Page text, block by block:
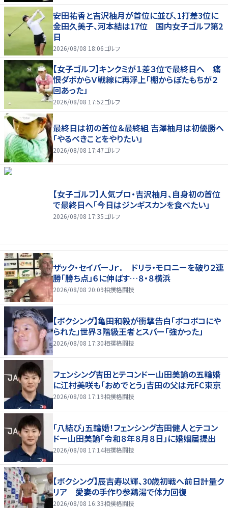
安田祐香と吉沢柚月が首位に並び、1打差3位に
金田久美子、河本結は17位 国内女子ゴルフ第2
日
2026/08/08 18:06ゴルフ
【女子ゴルフ】キンクミが１差３位で最終日へ 痛
恨ダボからＶ戦線に再浮上「棚からぼたもちが２
回あった」
2026/08/08 17:52ゴルフ
最終日は初の首位＆最終組 吉澤柚月は初優勝へ
「やるべきことをやりたい」
2026/08/08 17:47ゴルフ
【女子ゴルフ】人気プロ・吉沢柚月、自身初の首位
で最終日へ「今日はジンギスカンを食べたい」
2026/08/08 17:35ゴルフ
ザック・セイバーＪｒ． ドリラ・モロニーを破り２連
勝「勝ち点」６に伸ばす…８・８横浜
2026/08/08 20:09相撲格闘技
【ボクシング】亀田和毅が衝撃告白「ボコボコにや
られた」世界３階級王者とスパー「強かった」
2026/08/08 17:30相撲格闘技
フェンシング吉田とテコンドー山田美諭の五輪婚
に江村美咲も「おめでとう」吉田の父は元FC東京
2026/08/08 17:19相撲格闘技
「八結び」五輪婚！フェンシング吉田健人とテコン
ドー山田美諭「令和８年８月８日」に婚姻届提出
2026/08/08 17:14相撲格闘技
【ボクシング】辰吉寿以輝、30歳初戦へ前日計量ク
リア 愛妻の手作り参鶏湯で体力回復
2026/08/08 16:33相撲格闘技